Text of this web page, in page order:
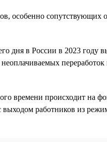
особенно сопутствующих
дня в России в 2023 году
времени происходит на
работников из